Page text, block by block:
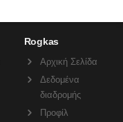
Rogkas
Αρχική Σελίδα
Δεδομένα
διαδρομής
Προφίλ